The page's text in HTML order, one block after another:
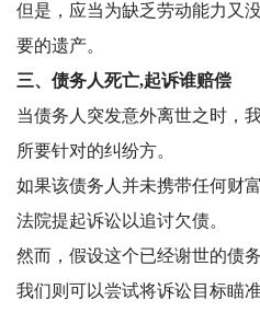
但是，应当为缺乏劳动能力又
要的遗产。
三、债务人死亡,起诉谁赔偿
当债务人突发意外离世之时，
所要针对的纠纷方。
如果该债务人并未携带任何财
法院提起诉讼以追讨欠债。
然而，假设这个已经谢世的债
我们则可以尝试将诉讼目标瞄